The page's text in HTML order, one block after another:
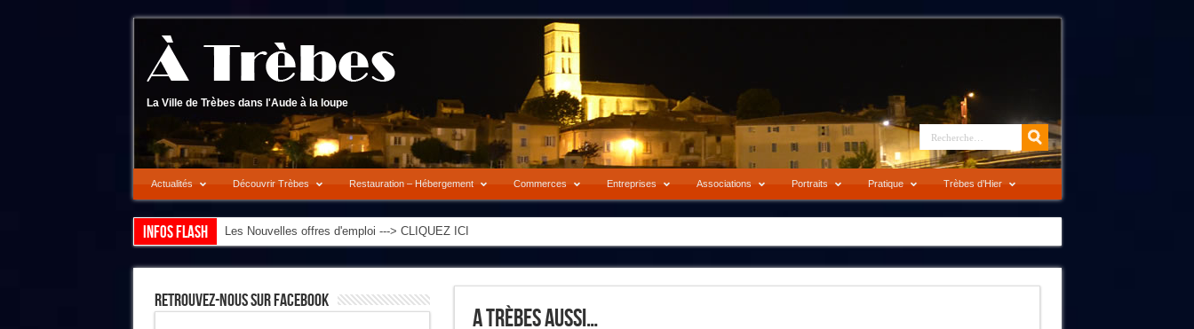
La Ville de Trèbes dans l'Aude à la loupe
Actualités Découvrir Trèbes Restauration – Hébergement Commerces Entreprises Associations Portraits Pratique Trèbes d’Hier
Infos flash Les Nouvelles offres d'emploi ---> CLIQUEZ ICI
A Trèbes Aussi…
Retrouvez-Nous Sur Facebook